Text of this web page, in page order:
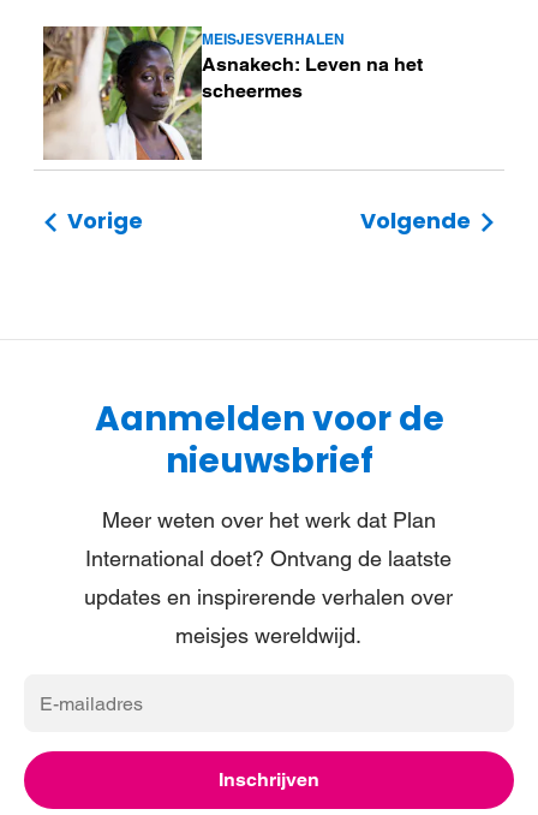
MEISJESVERHALEN
Asnakech: Leven na het
scheermes
Lees
meer
Vorige Volgende
Aanmelden voor de
nieuwsbrief
Meer weten over het werk dat Plan
International doet? Ontvang de laatste
updates en inspirerende verhalen over
meisjes wereldwijd.
E-
Inschrijven